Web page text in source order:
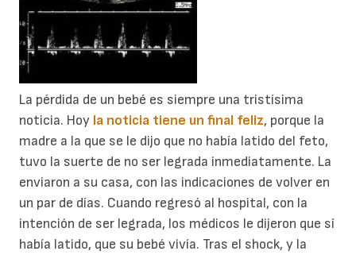
La pérdida de un bebé es siempre una tristísima
noticia. Hoy la noticia tiene un final feliz, porque la
madre a la que se le dijo que no había latido del feto,
tuvo la suerte de no ser legrada inmediatamente. La
enviaron a su casa, con las indicaciones de volver en
un par de días. Cuando regresó al hospital, con la
intención de ser legrada, los médicos le dijeron que sí
había latido, que su bebé vivía. Tras el shock, y la